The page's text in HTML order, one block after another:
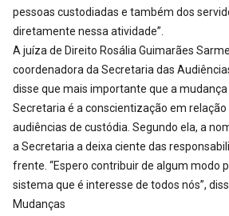
pessoas custodiadas e também dos
diretamente nessa atividade”.
A juíza de Direito Rosália Guimarães
coordenadora da Secretaria das
disse que mais importante que a
Secretaria é a conscientização em
audiências de custódia. Segundo ela, a
a Secretaria a deixa ciente das
frente. “Espero contribuir de algum modo
sistema que é interesse de todos nós”,
Mudanças